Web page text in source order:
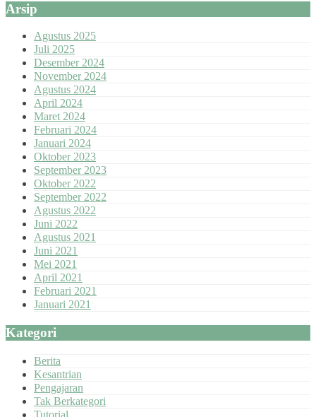
Arsip
Agustus 2025
Juli 2025
Desember 2024
November 2024
Agustus 2024
April 2024
Maret 2024
Februari 2024
Januari 2024
Oktober 2023
September 2023
Oktober 2022
September 2022
Agustus 2022
Juni 2022
Agustus 2021
Juni 2021
Mei 2021
April 2021
Februari 2021
Januari 2021
Kategori
Berita
Kesantrian
Pengajaran
Tak Berkategori
Tutorial